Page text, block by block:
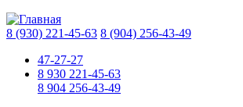
8 (930) 221-45-63 8 (904) 256-43-49
47-27-27
8 930 221-45-63
8 904 256-43-49